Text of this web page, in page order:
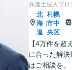
弁護士法人プロ
北
海
道
札幌
市中
央区
【4万件を超
に合った解
はご相談を。